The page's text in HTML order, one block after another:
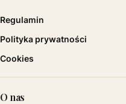
Regulamin
Polityka prywatności
Cookies
O nas